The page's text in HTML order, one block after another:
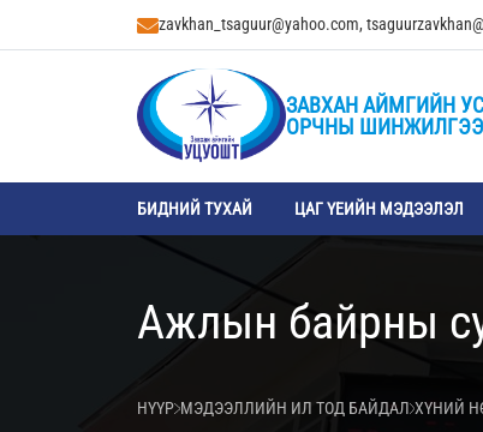
zavkhan_tsaguur@yahoo.com,
ЗАВХАН АЙМГИЙН
ОРЧНЫ
БИДНИЙ ТУХАЙ ЦАГ ҮЕИЙН МЭДЭЭЛЭЛ
Ажлын байрны
НҮҮР МЭДЭЭЛЛИЙН ИЛ ТОД БАЙДАЛ ХҮНИЙ